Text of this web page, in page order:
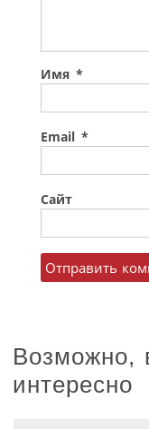
Имя *
Email *
Сайт
Возможно,
интересно